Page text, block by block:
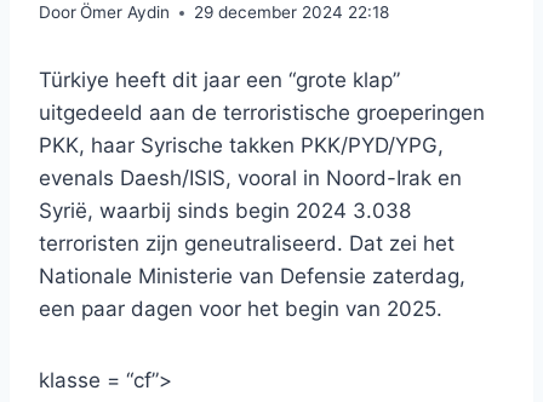
DoorÖmer Aydin 29 december 2024 22:18
Türkiye heeft dit jaar een “grote klap”
uitgedeeld aan de terroristische groeperingen
PKK, haar Syrische takken PKK/PYD/YPG,
evenals Daesh/ISIS, vooral in Noord-Irak en
Syrië, waarbij sinds begin 2024 3.038
terroristen zijn geneutraliseerd. Dat zei het
Nationale Ministerie van Defensie zaterdag,
een paar dagen voor het begin van 2025.
klasse = “cf”>